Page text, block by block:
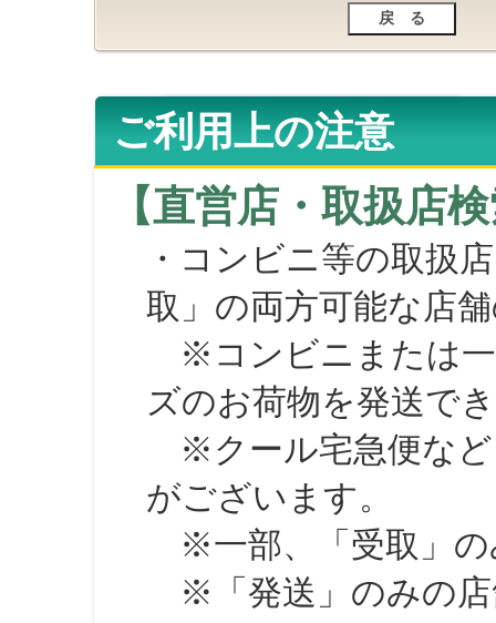
ご利用上の注意
【直営店・取扱店
・コンビニ等の取扱
取」の両方可能な店
※コンビニまたは一
ズのお荷物を発送で
※クール宅急便など
がございます。
※一部、「受取」の
※「発送」のみの店